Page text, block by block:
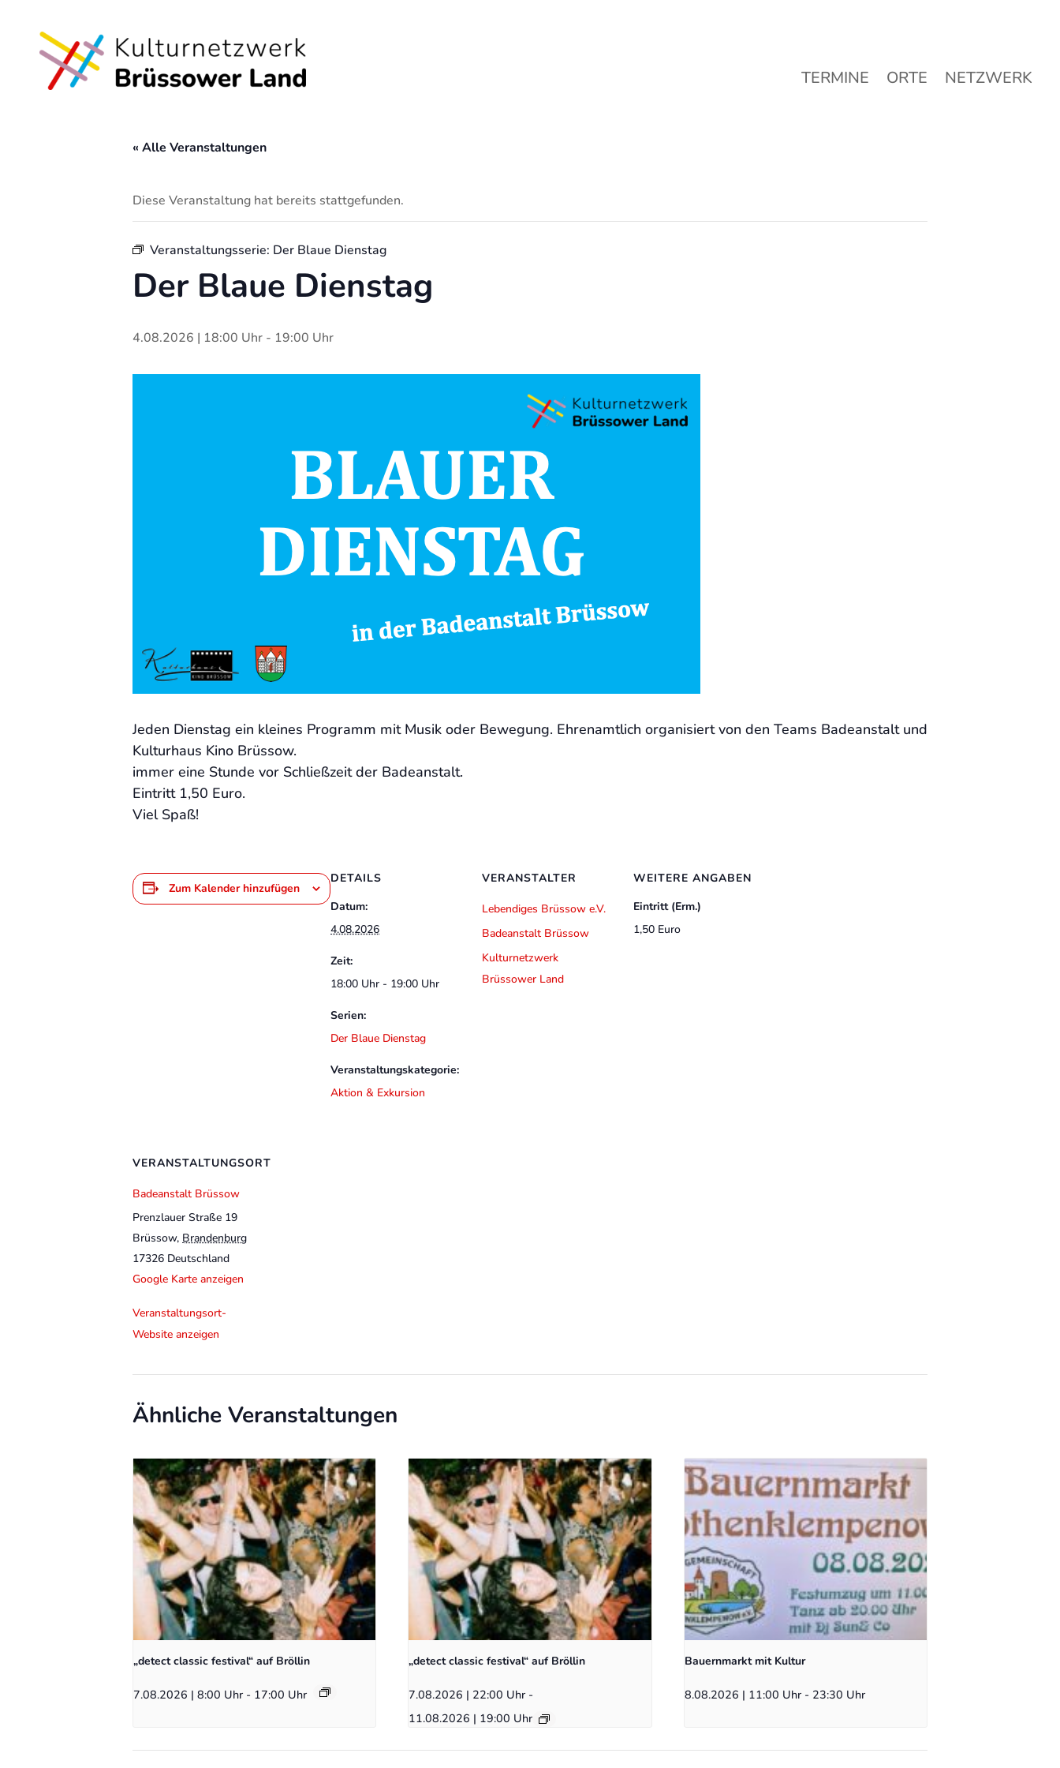
TERMINE ORTE NETZWERK
« Alle Veranstaltungen
Diese Veranstaltung hat bereits stattgefunden.
Veranstaltungsserie: Der Blaue Dienstag
Der Blaue Dienstag
4.08.2026 | 18:00 Uhr - 19:00 Uhr
Jeden Dienstag ein kleines Programm mit Musik oder Bewegung. Ehrenamtlich organisiert von den Teams Badeanstalt und
Kulturhaus Kino Brüssow.
immer eine Stunde vor Schließzeit der Badeanstalt.
Eintritt 1,50 Euro.
Viel Spaß!
Zum Kalender hinzufügen
DETAILS
Datum:
4.08.2026
Zeit:
18:00 Uhr - 19:00 Uhr
Serien:
Der Blaue Dienstag
Veranstaltungskategorie:
Aktion & Exkursion
VERANSTALTER
Lebendiges Brüssow e.V.
Badeanstalt Brüssow
Kulturnetzwerk
Brüssower Land
WEITERE ANGABEN
Eintritt (Erm.)
1,50 Euro
VERANSTALTUNGSORT
Badeanstalt Brüssow
Prenzlauer Straße 19
Brüssow, Brandenburg
17326 Deutschland
Google Karte anzeigen
Veranstaltungsort-
Website anzeigen
Ähnliche Veranstaltungen
„detect classic festival“ auf Bröllin
7.08.2026 | 8:00 Uhr - 17:00 Uhr
„detect classic festival“ auf Bröllin
7.08.2026 | 22:00 Uhr -
11.08.2026 | 19:00 Uhr
Bauernmarkt mit Kultur
8.08.2026 | 11:00 Uhr - 23:30 Uhr